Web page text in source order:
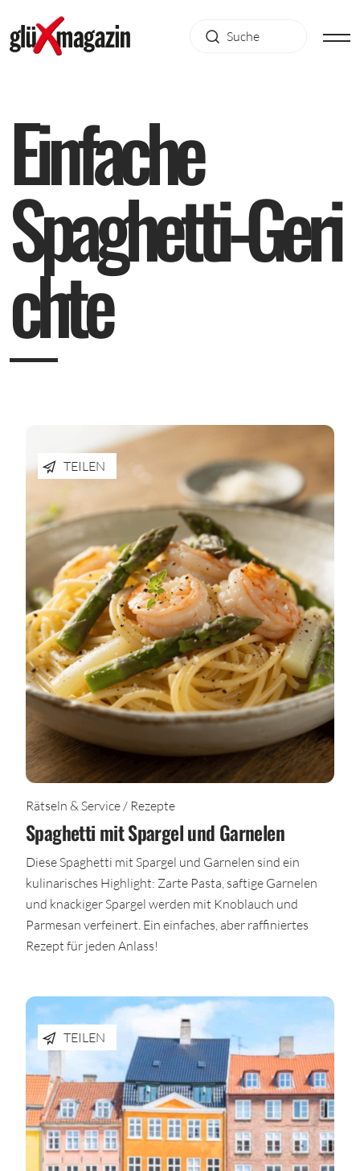
Einfache
Spaghetti-Geri
chte
TEILEN
Rätseln & Service / Rezepte
Spaghetti mit Spargel und Garnelen
Diese Spaghetti mit Spargel und Garnelen sind ein
kulinarisches Highlight: Zarte Pasta, saftige Garnelen
und knackiger Spargel werden mit Knoblauch und
Parmesan verfeinert. Ein einfaches, aber raffiniertes
Rezept für jeden Anlass!
TEILEN